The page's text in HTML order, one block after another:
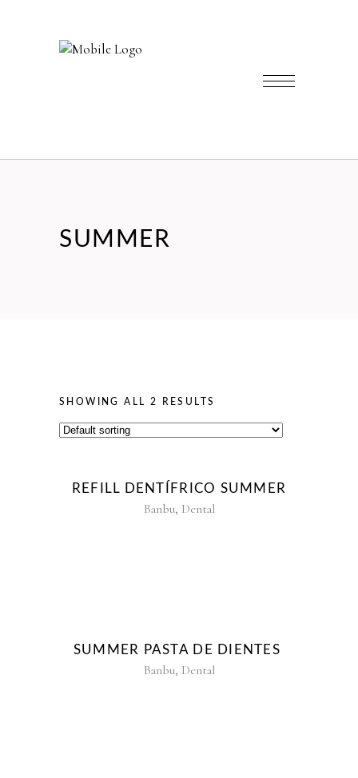
SUMMER
SHOWING ALL 2 RESULTS
REFILL DENTÍFRICO SUMMER
Banbu, Dental
SUMMER PASTA DE DIENTES
Banbu, Dental